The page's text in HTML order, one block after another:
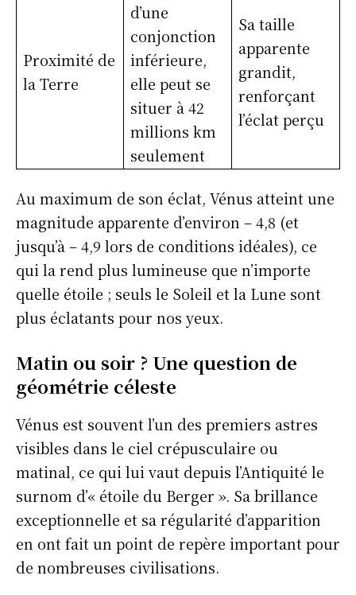
Proximité de
la Terre
d’une
conjonction
inférieure,
elle peut se
situer à 42
millions km
seulement
Sa taille
apparente
grandit,
renforçant
l’éclat perçu
Au maximum de son éclat, Vénus atteint une
magnitude apparente d’environ – 4,8 (et
jusqu’à – 4,9 lors de conditions idéales), ce
qui la rend plus lumineuse que n’importe
quelle étoile ; seuls le Soleil et la Lune sont
plus éclatants pour nos yeux.
Matin ou soir ? Une question de
géométrie céleste
Vénus est souvent l’un des premiers astres
visibles dans le ciel crépusculaire ou
matinal, ce qui lui vaut depuis l’Antiquité le
surnom d’« étoile du Berger ». Sa brillance
exceptionnelle et sa régularité d’apparition
en ont fait un point de repère important pour
de nombreuses civilisations.